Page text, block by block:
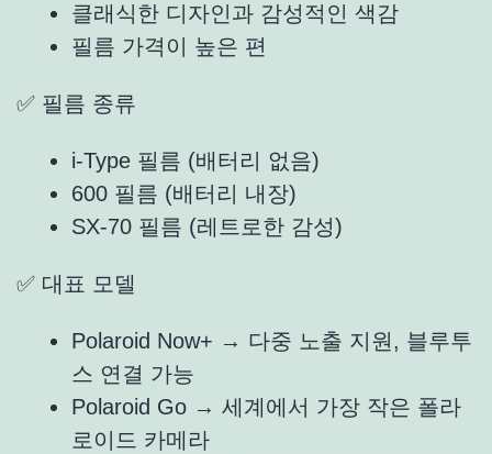
클래식한 디자인과 감성적인 색감
필름 가격이 높은 편
✅ 필름 종류
i-Type 필름 (배터리 없음)
600 필름 (배터리 내장)
SX-70 필름 (레트로한 감성)
✅ 대표 모델
Polaroid Now+ → 다중 노출 지원, 블루투
스 연결 가능
Polaroid Go → 세계에서 가장 작은 폴라
로이드 카메라